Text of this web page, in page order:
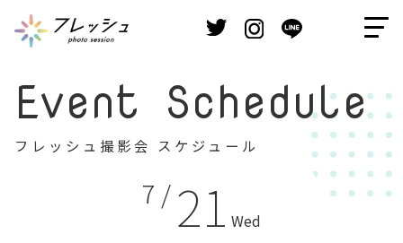
Event Schedule
フレッシュ撮影会 スケジュール
7 / 21 Wed